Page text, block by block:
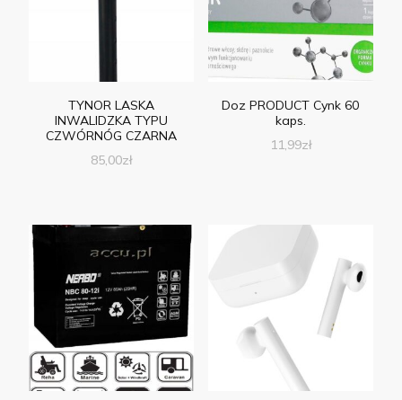
TYNOR LASKA
INWALIDZKA TYPU
CZWÓRNÓG CZARNA
85,00zł
Doz PRODUCT Cynk 60
kaps.
11,99zł